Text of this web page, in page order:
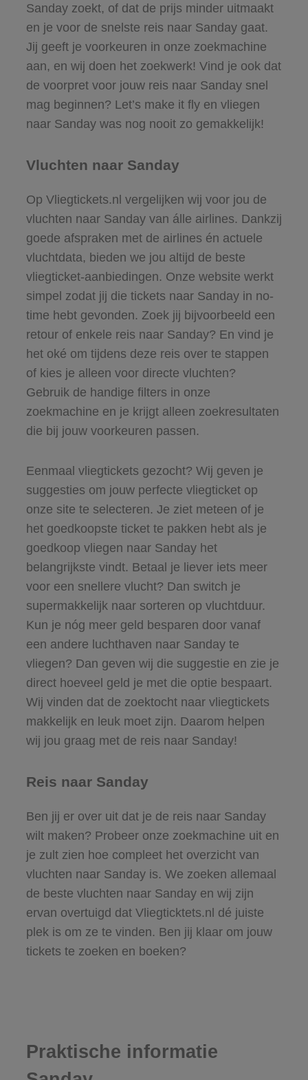
Sanday zoekt, of dat de prijs minder uitmaakt
en je voor de snelste reis naar Sanday gaat.
Jij geeft je voorkeuren in onze zoekmachine
aan, en wij doen het zoekwerk! Vind je ook dat
de voorpret voor jouw reis naar Sanday snel
mag beginnen? Let’s make it fly en vliegen
naar Sanday was nog nooit zo gemakkelijk!
Vluchten naar Sanday
Op Vliegtickets.nl vergelijken wij voor jou de
vluchten naar Sanday van álle airlines. Dankzij
goede afspraken met de airlines én actuele
vluchtdata, bieden we jou altijd de beste
vliegticket-aanbiedingen. Onze website werkt
simpel zodat jij die tickets naar Sanday in no-
time hebt gevonden. Zoek jij bijvoorbeeld een
retour of enkele reis naar Sanday? En vind je
het oké om tijdens deze reis over te stappen
of kies je alleen voor directe vluchten?
Gebruik de handige filters in onze
zoekmachine en je krijgt alleen zoekresultaten
die bij jouw voorkeuren passen.
Eenmaal vliegtickets gezocht? Wij geven je
suggesties om jouw perfecte vliegticket op
onze site te selecteren. Je ziet meteen of je
het goedkoopste ticket te pakken hebt als je
goedkoop vliegen naar Sanday het
belangrijkste vindt. Betaal je liever iets meer
voor een snellere vlucht? Dan switch je
supermakkelijk naar sorteren op vluchtduur.
Kun je nóg meer geld besparen door vanaf
een andere luchthaven naar Sanday te
vliegen? Dan geven wij die suggestie en zie je
direct hoeveel geld je met die optie bespaart.
Wij vinden dat de zoektocht naar vliegtickets
makkelijk en leuk moet zijn. Daarom helpen
wij jou graag met de reis naar Sanday!
Reis naar Sanday
Ben jij er over uit dat je de reis naar Sanday
wilt maken? Probeer onze zoekmachine uit en
je zult zien hoe compleet het overzicht van
vluchten naar Sanday is. We zoeken allemaal
de beste vluchten naar Sanday en wij zijn
ervan overtuigd dat Vliegticktets.nl dé juiste
plek is om ze te vinden. Ben jij klaar om jouw
tickets te zoeken en boeken?
Praktische informatie